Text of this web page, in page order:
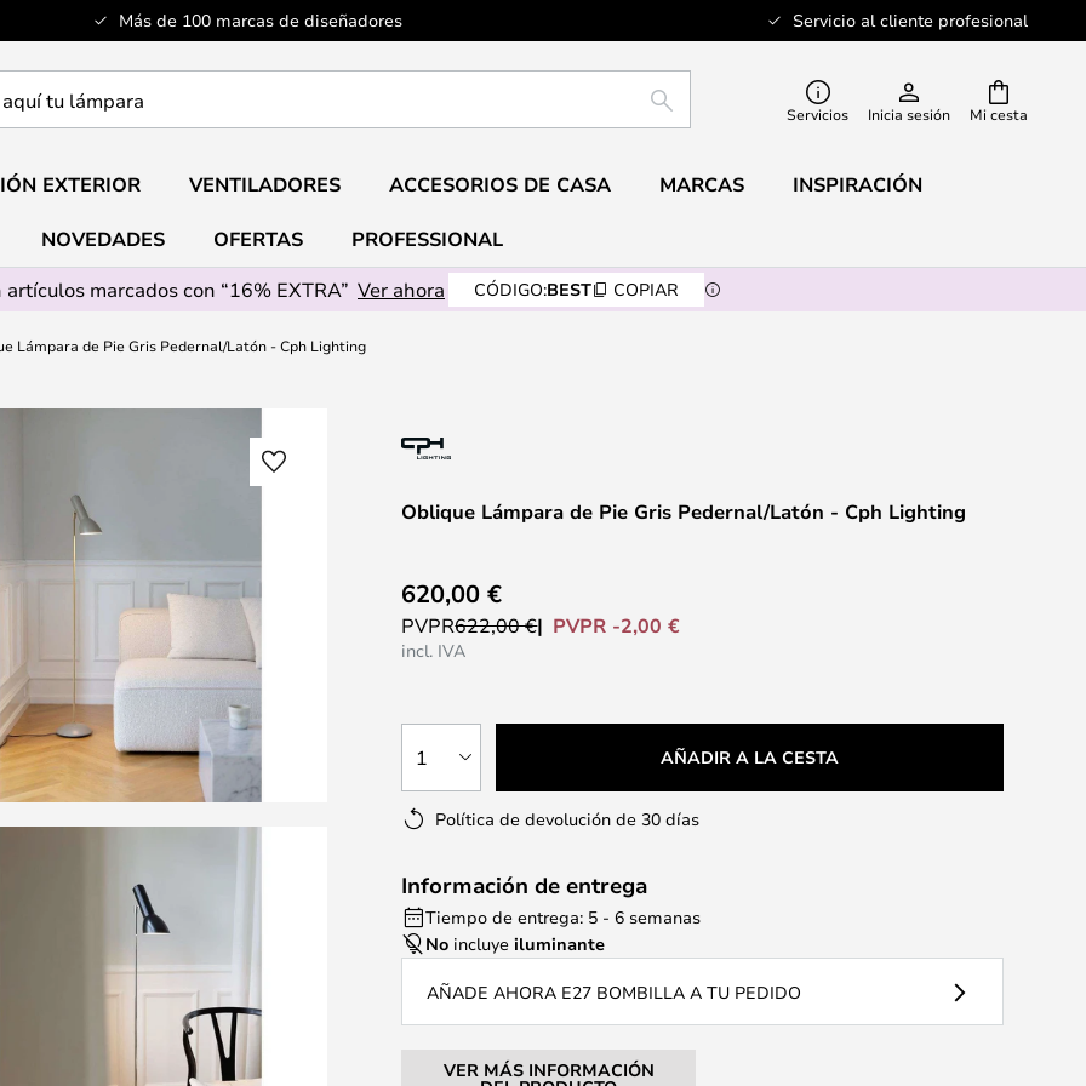
Más de 100 marcas de diseñadores Servicio al cliente profesional
Mi cesta
BUSCAR Servicios Inicia sesión
EXTERIOR VENTILADORES ACCESORIOS DE CASA MARCAS INSPIRACIÓN
NOVEDADES OFERTAS
PROFESSIONAL
artículos marcados con “16% EXTRA” Ver ahora CÓDIGO:BEST COPIAR
Lámpara de Pie Gris Pedernal/Latón - Cph Lighting
Oblique Lámpara de Pie Gris Pedernal/Latón - Cph Lighting
620,00 €
PVPR622,00 € PVPR -2,00 €
incl. IVA
1 AÑADIR A LA CESTA
Política de devolución de 30 días
Información de entrega
Tiempo de entrega: 5 - 6 semanas
No incluyeiluminante
AÑADE AHORA E27 BOMBILLA A TU PEDIDO
VER MÁS INFORMACIÓN